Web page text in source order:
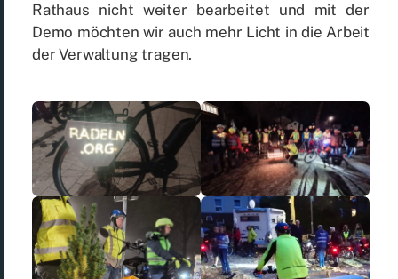
Rat­haus nicht wei­ter be­ar­bei­tet und mit der
Demo möch­ten wir auch mehr Licht in die Ar­beit
der Ver­wal­tung tra­gen.